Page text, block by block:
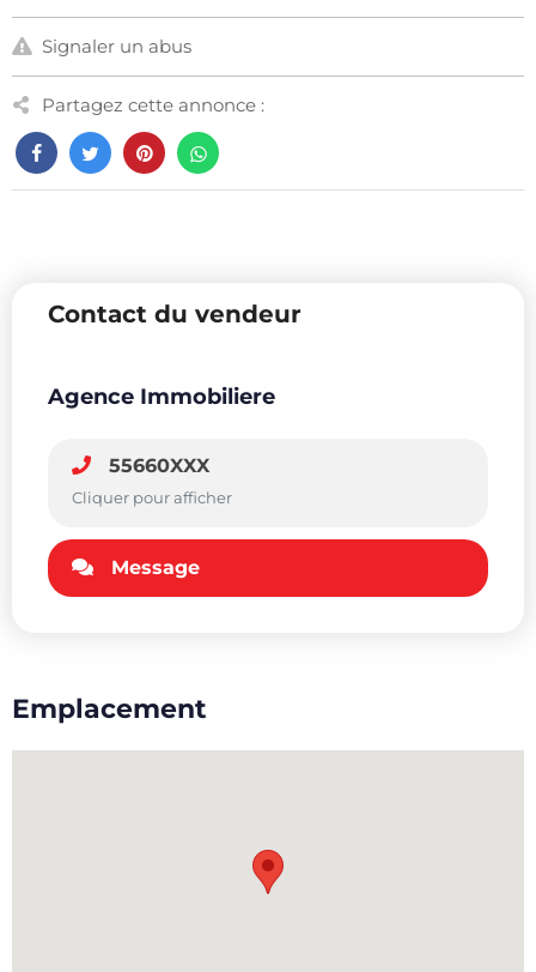
Signaler un abus
Partagez cette annonce :
Contact du vendeur
Agence Immobiliere
55660XXX
Cliquer pour afficher
Message
Emplacement